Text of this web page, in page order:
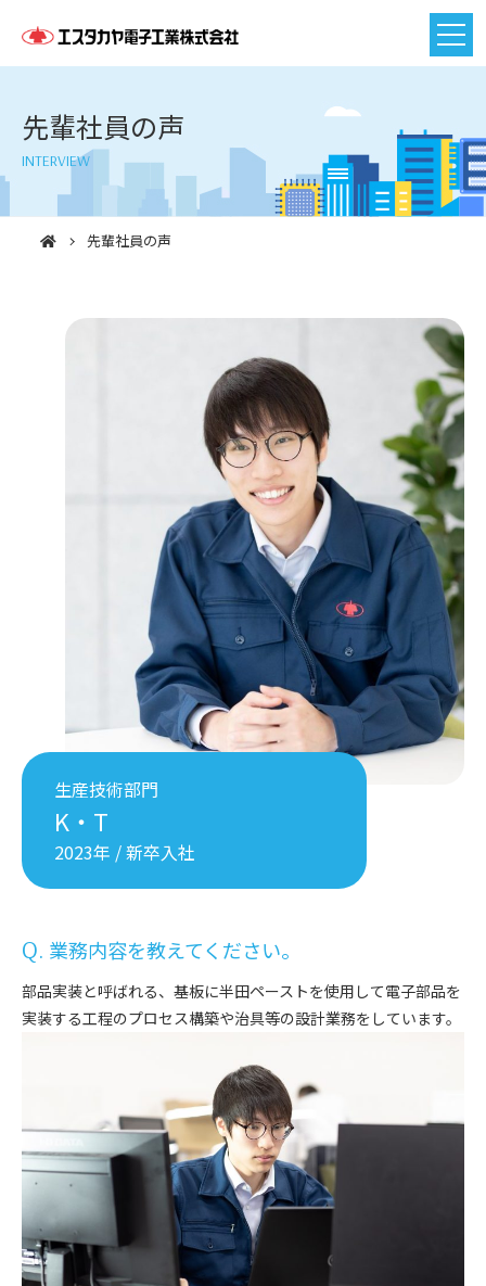
先輩社員の声
INTERVIEW
先輩社員の声
生産技術部門
K・T
2023年 / 新卒入社
業務内容を教えてください。
部品実装と呼ばれる、基板に半田ペーストを使用して電子部品を
実装する工程のプロセス構築や治具等の設計業務をしています。